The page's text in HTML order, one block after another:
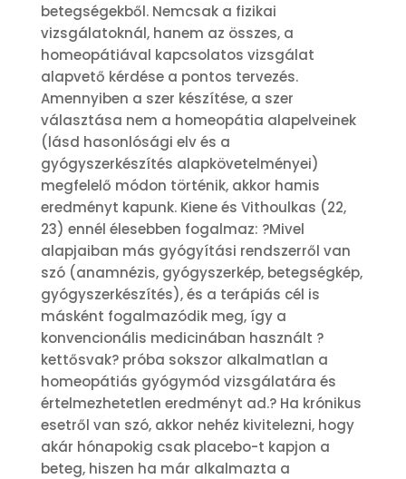
betegségekből. Nemcsak a fizikai
vizsgálatoknál, hanem az összes, a
homeopátiával kapcsolatos vizsgálat
alapvető kérdése a pontos tervezés.
Amennyiben a szer készítése, a szer
választása nem a homeopátia alapelveinek
(lásd hasonlósági elv és a
gyógyszerkészítés alapkövetelményei)
megfelelő módon történik, akkor hamis
eredményt kapunk. Kiene és Vithoulkas (22,
23) ennél élesebben fogalmaz: ?Mivel
alapjaiban más gyógyítási rendszerről van
szó (anamnézis, gyógyszerkép, betegségkép,
gyógyszerkészítés), és a terápiás cél is
másként fogalmazódik meg, így a
konvencionális medicinában használt ?
kettősvak? próba sokszor alkalmatlan a
homeopátiás gyógymód vizsgálatára és
értelmezhetetlen eredményt ad.? Ha krónikus
esetről van szó, akkor nehéz kivitelezni, hogy
akár hónapokig csak placebo-t kapjon a
beteg, hiszen ha már alkalmazta a